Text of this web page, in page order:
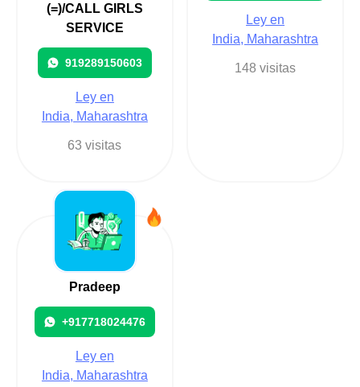
(=)/CALL GIRLS
SERVICE
919289150603
Ley en
India, Maharashtra
63 visitas
Ley en
India, Maharashtra
148 visitas
Pradeep
+917718024476
Ley en
India, Maharashtra